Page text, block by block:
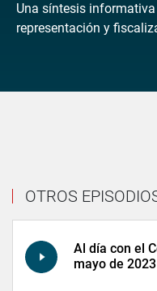
Una síntesis
representación y
OTROS
Al día con el
mayo de 2023